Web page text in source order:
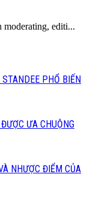
moderating, editi...
PHỔ BIẾN
ƯA CHUỘNG
NHƯỢC ĐIỂM CỦA